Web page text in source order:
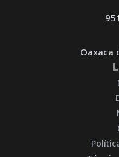
Oaxaca